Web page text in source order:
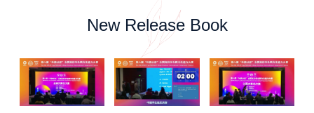
New Release Book